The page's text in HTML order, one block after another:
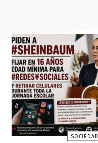
SOCIEDAD